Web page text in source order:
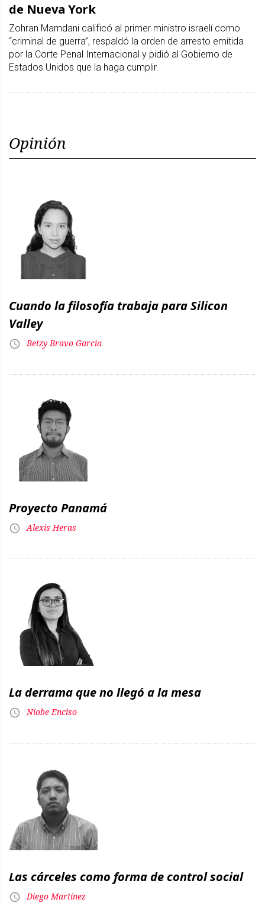
de Nueva York
Zohran Mamdani calificó al primer ministro israelí como
“criminal de guerra”, respaldó la orden de arresto emitida
por la Corte Penal Internacional y pidió al Gobierno de
Estados Unidos que la haga cumplir.
Opinión
Cuando la filosofía trabaja para Silicon
Valley
Betzy Bravo García
Proyecto Panamá
Alexis Heras
La derrama que no llegó a la mesa
Níobe Enciso
Las cárceles como forma de control social
Diego Martínez